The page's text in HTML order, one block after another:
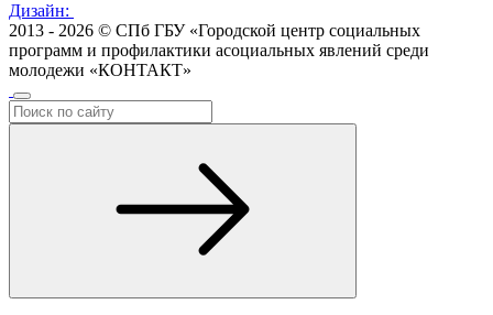
Дизайн:
2013 - 2026 © СПб ГБУ «Городской центр социальных
программ и профилактики асоциальных явлений среди
молодежи «КОНТАКТ»